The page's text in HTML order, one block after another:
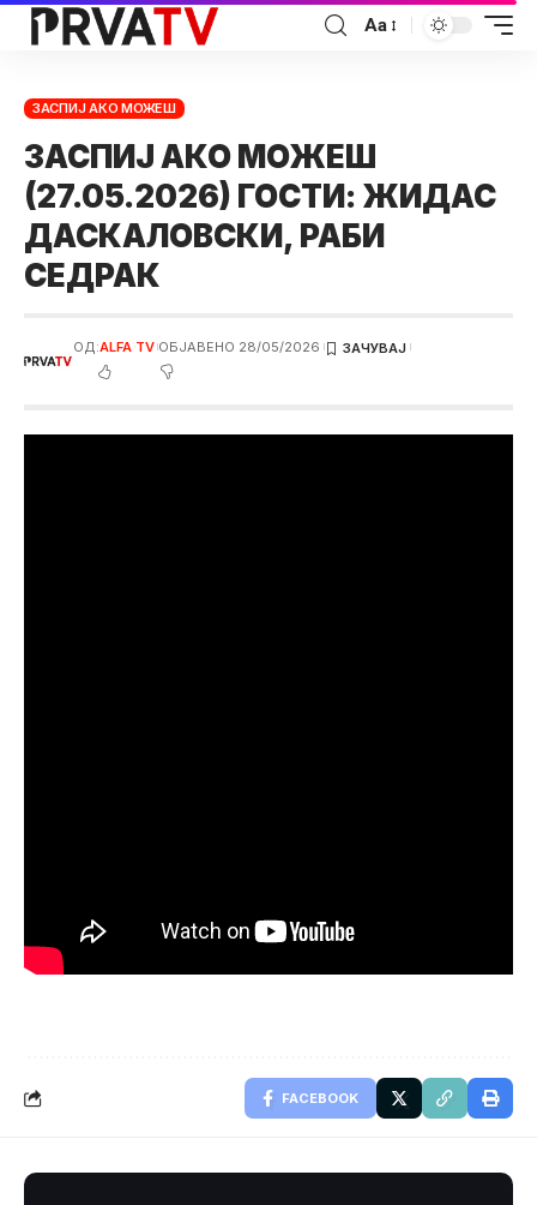
Аа
ЗАСПИЈ АКО МОЖЕШ
ЗАСПИЈ АКО МОЖЕШ
(27.05.2026) ГОСТИ: ЖИДАС
ДАСКАЛОВСКИ, РАБИ
СЕДРАК
ОД:ALFA TV ОБЈАВЕНО 28/05/2026
FACEBOOK